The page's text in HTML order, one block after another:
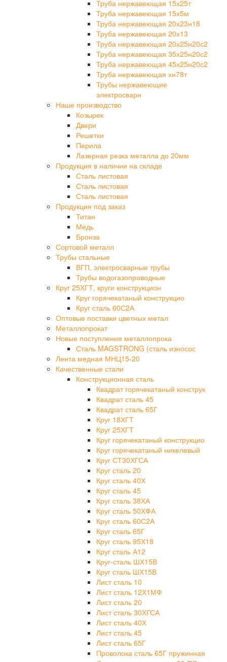
Труба нержавеющая 15х25т
Труба нержавеющая 15х5м
Труба нержавеющая 20х23н18
Труба нержавеющая 20х13
Труба нержавеющая 20х25н20с2
Труба нержавеющая 35х25н20с2
Труба нержавеющая 45х25н20с2
Труба нержавеющая хн78т
Трубы нержавеющие
электросварн
Наше производство
Козырек
Двери
Решетки
Перила
Лазерная резка металла до 20мм
Продукция в наличии на складе
Сталь листовая
Сталь листовая
Сталь листовая
Продукция под заказ
Титан
Медь
Бронза
Сортовой металл
Трубы стальные
ВГП, электросварные трубы
Трубы водогазопроводные
Круг 25ХГТ, круги конструкцион
Круг горячекатаный конструкцио
Круг сталь 60С2А
Оптовые поставки цветных метал
Металлопрокат
Новые поступления металлопрока
Сталь MAGSTRONG (сталь износос
Лента медная МНЦ15-20
Качественные стали
Конструкционная сталь
Квадрат горячекатаный конструк
Квадрат сталь 45
Квадрат сталь 65Г
Круг 18ХГТ
Круг 25ХГТ
Круг горячекатаный конструкцио
Круг горячекатаный никелевый
Круг СТ30ХГСА
Круг сталь 20
Круг сталь 40Х
Круг сталь 45
Круг сталь 38ХА
Круг сталь 50ХФА
Круг сталь 60С2А
Круг сталь 65Г
Круг сталь 95Х18
Круг сталь А12
Круг-сталь ШХ15В
Круг сталь ШХ15В
Лист сталь 10
Лист сталь 12Х1МФ
Лист сталь 20
Лист сталь 30ХГСА
Лист сталь 40Х
Лист сталь 45
Лист сталь 65Г
Проволока сталь 65Г пружинная